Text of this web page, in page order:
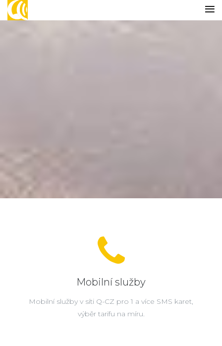
Mobilní služby
Mobilní služby v síti Q-CZ pro 1 a více SMS karet,
výběr tarifu na míru.